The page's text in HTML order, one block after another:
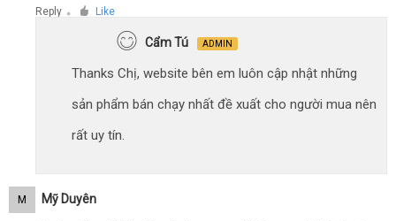
Reply ● Like
Cẩm Tú ADMIN
Thanks Chị, website bên em luôn cập nhật những
sản phẩm bán chạy nhất đề xuất cho người mua nên
rất uy tín.
M Mỹ Duyên